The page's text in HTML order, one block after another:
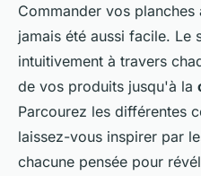
Commander vos
jamais été aussi facile. Le
intuitivement à travers
de vos produits jusqu'à la
Parcourez les différentes
laissez-vous inspirer par
chacune pensée pour